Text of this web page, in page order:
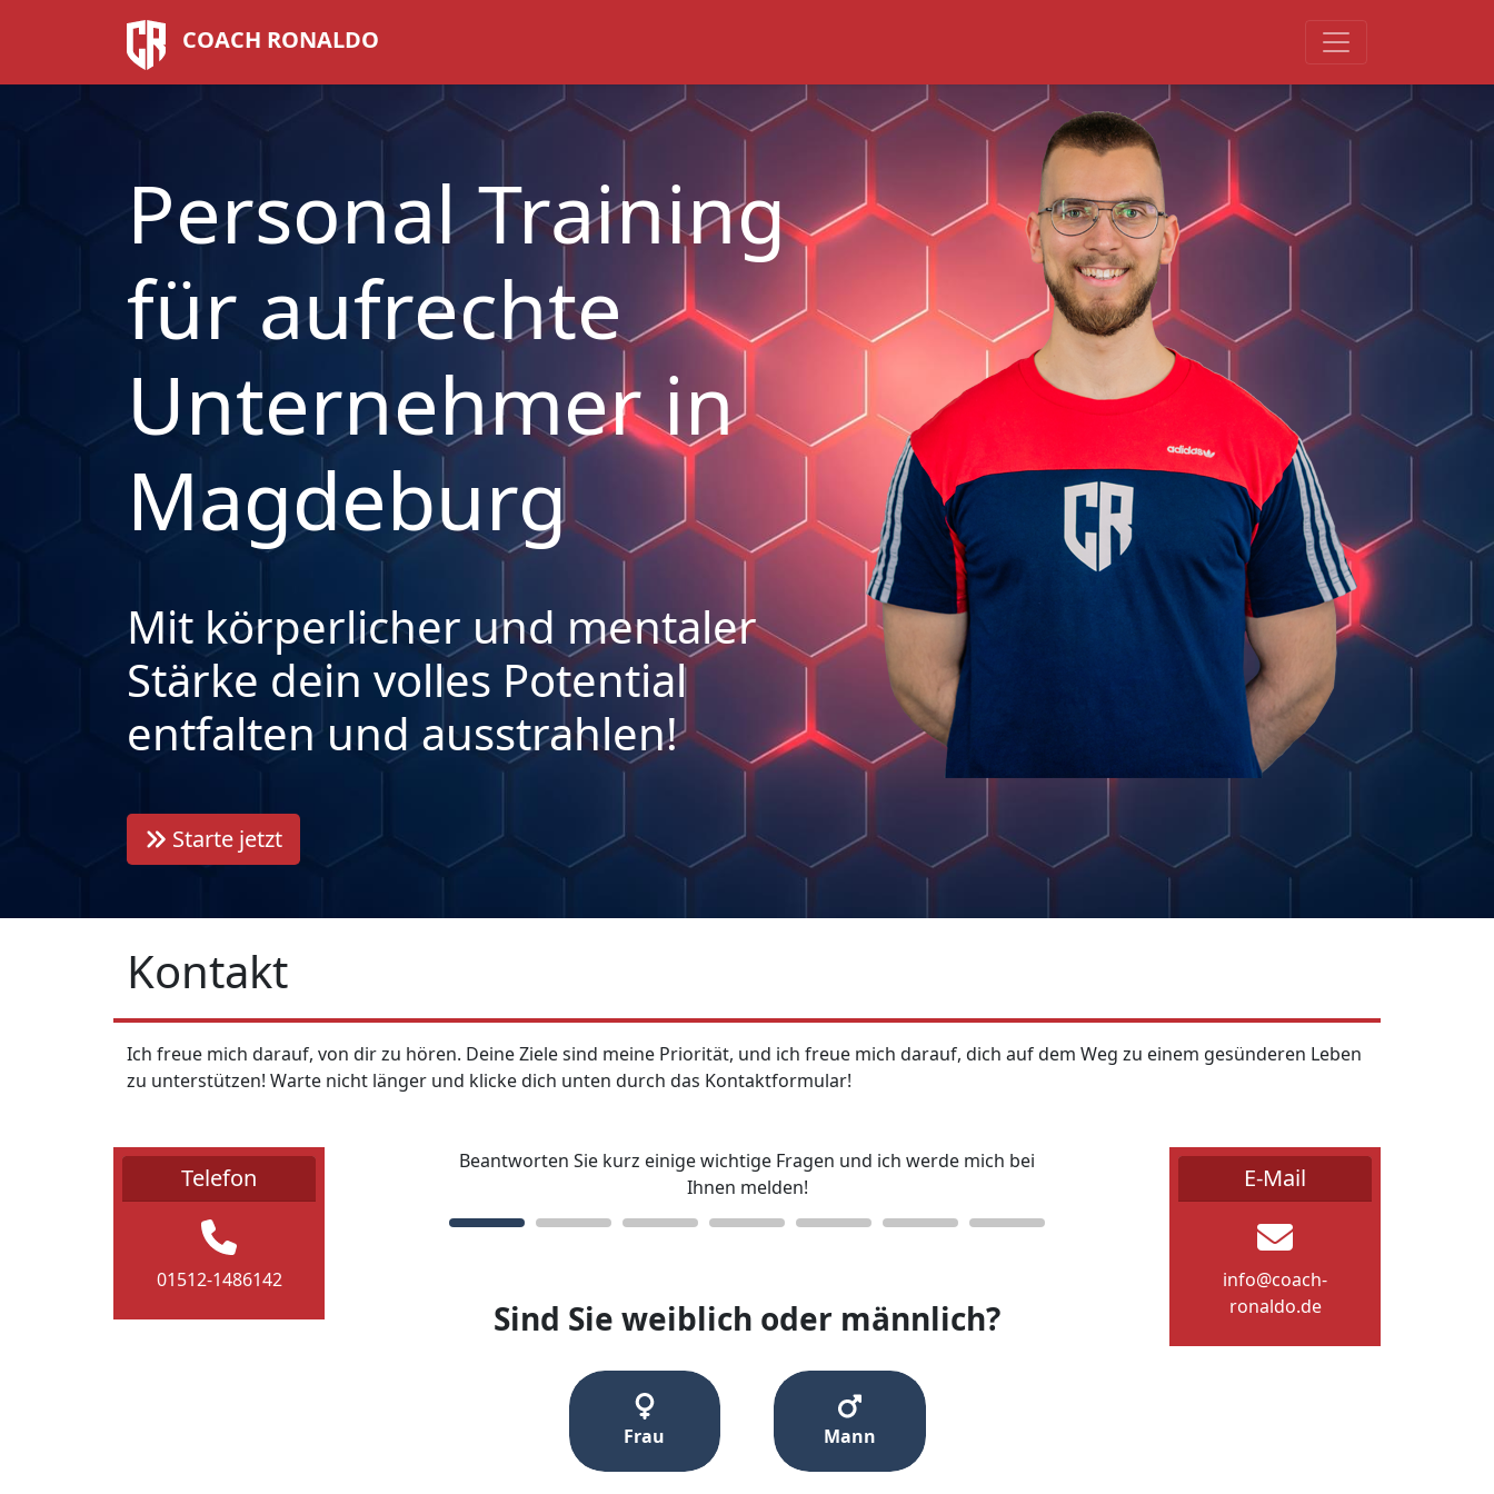
COACH RONALDO
Personal Training
für aufrechte
Unternehmer in
Magdeburg
Mit körperlicher und mentaler
Stärke dein volles Potential
entfalten und ausstrahlen!
Starte jetzt
Kontakt
Ich freue mich darauf, von dir zu hören. Deine Ziele sind meine Priorität, und ich freue mich darauf, dich auf dem Weg zu einem gesünderen Leben
zu unterstützen! Warte nicht länger und klicke dich unten durch das Kontaktformular!
Telefon
01512-1486142
Beantworten Sie kurz einige wichtige Fragen und ich werde mich bei
Ihnen melden!
Sind Sie weiblich oder männlich?
Frau Mann
E-Mail
info@coach-
ronaldo.de